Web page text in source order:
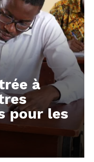
à
pour les